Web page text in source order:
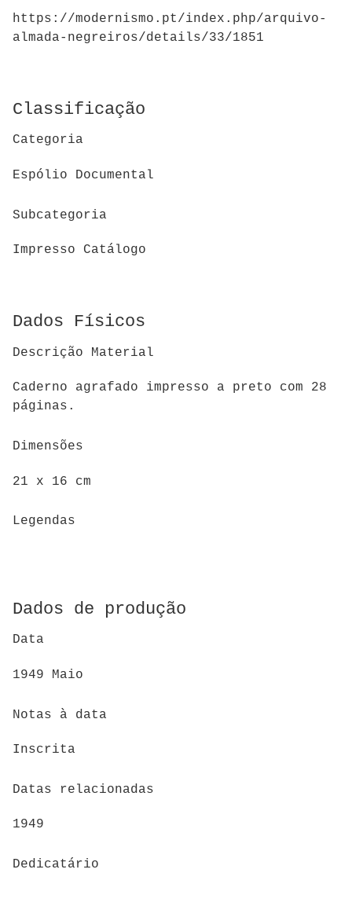
https://modernismo.pt/index.php/arquivo-
almada-negreiros/details/33/1851
Classificação
Categoria
Espólio Documental
Subcategoria
Impresso Catálogo
Dados Físicos
Descrição Material
Caderno agrafado impresso a preto com 28
páginas.
Dimensões
21 x 16 cm
Legendas
Dados de produção
Data
1949 Maio
Notas à data
Inscrita
Datas relacionadas
1949
Dedicatário